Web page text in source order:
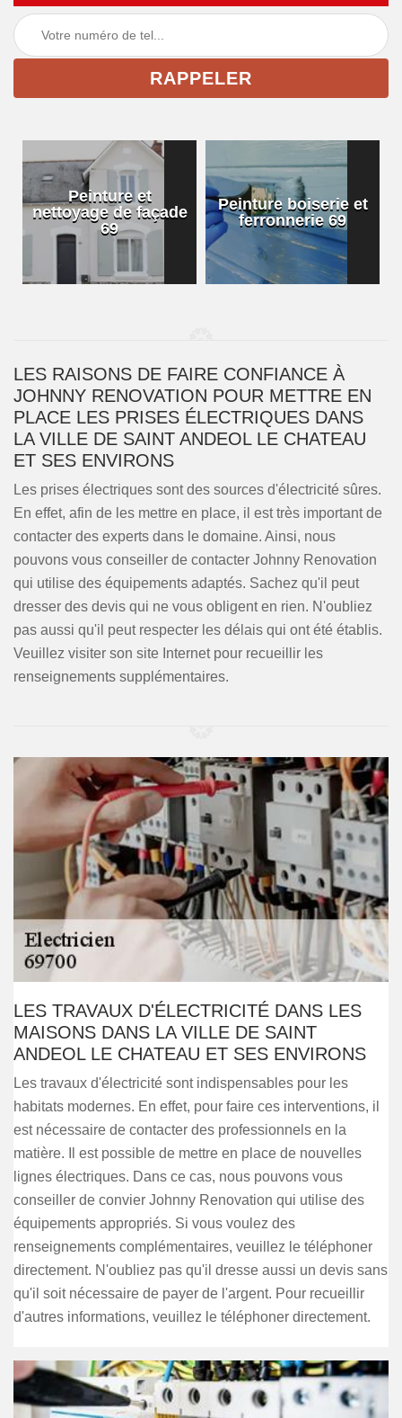
Peinture et
nettoyage de façade
69
Peinture boiserie et
ferronnerie 69
LES RAISONS DE FAIRE CONFIANCE À
JOHNNY RENOVATION POUR METTRE EN
PLACE LES PRISES ÉLECTRIQUES DANS
LA VILLE DE SAINT ANDEOL LE CHATEAU
ET SES ENVIRONS
Les prises électriques sont des sources d'électricité sûres.
En effet, afin de les mettre en place, il est très important de
contacter des experts dans le domaine. Ainsi, nous
pouvons vous conseiller de contacter Johnny Renovation
qui utilise des équipements adaptés. Sachez qu'il peut
dresser des devis qui ne vous obligent en rien. N'oubliez
pas aussi qu'il peut respecter les délais qui ont été établis.
Veuillez visiter son site Internet pour recueillir les
renseignements supplémentaires.
LES TRAVAUX D'ÉLECTRICITÉ DANS LES
MAISONS DANS LA VILLE DE SAINT
ANDEOL LE CHATEAU ET SES ENVIRONS
Les travaux d'électricité sont indispensables pour les
habitats modernes. En effet, pour faire ces interventions, il
est nécessaire de contacter des professionnels en la
matière. Il est possible de mettre en place de nouvelles
lignes électriques. Dans ce cas, nous pouvons vous
conseiller de convier Johnny Renovation qui utilise des
équipements appropriés. Si vous voulez des
renseignements complémentaires, veuillez le téléphoner
directement. N'oubliez pas qu'il dresse aussi un devis sans
qu'il soit nécessaire de payer de l'argent. Pour recueillir
d'autres informations, veuillez le téléphoner directement.